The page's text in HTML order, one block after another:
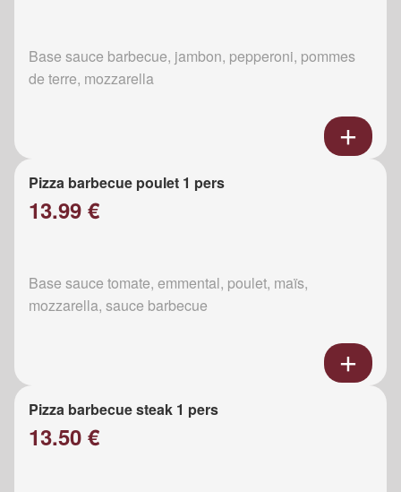
Base sauce barbecue, jambon, pepperoni, pommes
de terre, mozzarella
Pizza barbecue poulet 1 pers
13.99 €
Base sauce tomate, emmental, poulet, maïs,
mozzarella, sauce barbecue
Pizza barbecue steak 1 pers
13.50 €